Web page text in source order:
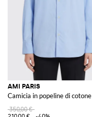
AMI PARIS
Camicia in popeline di cotone
350,00 €